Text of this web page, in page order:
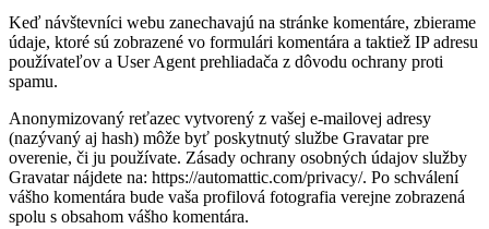
Keď návštevníci webu zanechavajú na stránke komentáre, zbierame
údaje, ktoré sú zobrazené vo formulári komentára a taktiež IP adresu
používateľov a User Agent prehliadača z dôvodu ochrany proti
spamu.
Anonymizovaný reťazec vytvorený z vašej e-mailovej adresy
(nazývaný aj hash) môže byť poskytnutý službe Gravatar pre
overenie, či ju používate. Zásady ochrany osobných údajov služby
Gravatar nájdete na: https://automattic.com/privacy/. Po schválení
vášho komentára bude vaša profilová fotografia verejne zobrazená
spolu s obsahom vášho komentára.